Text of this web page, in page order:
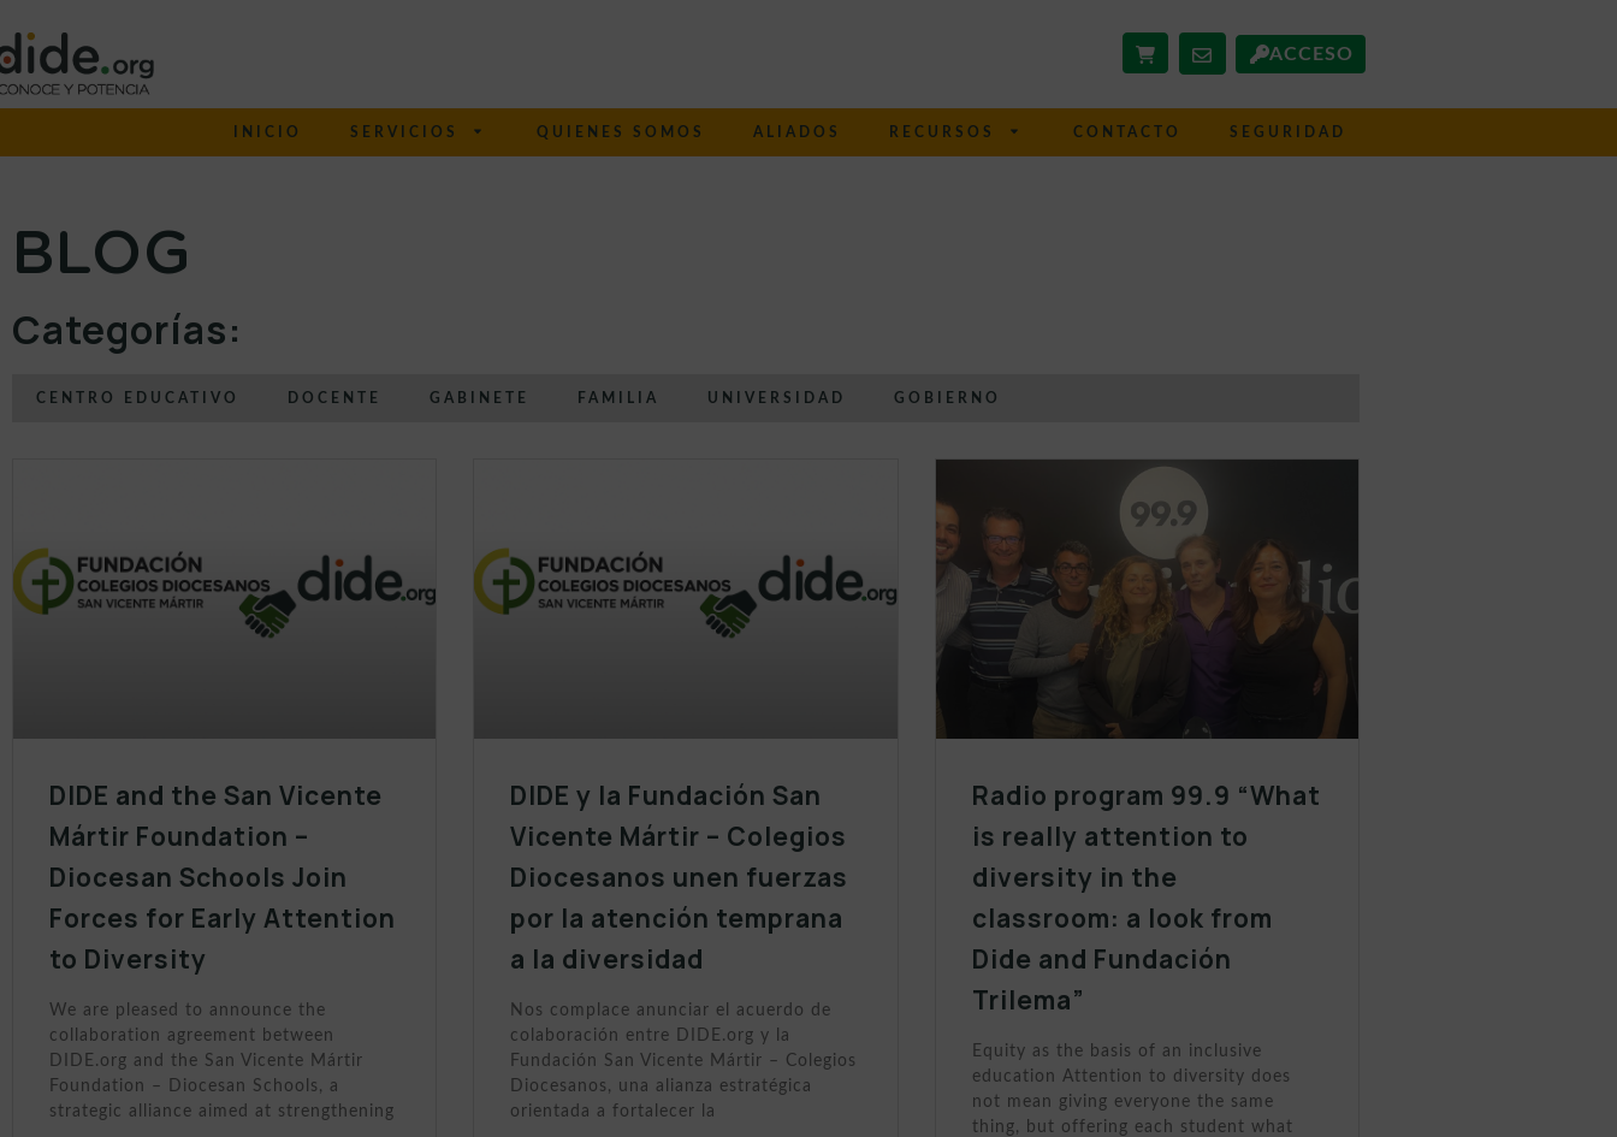
ACCESO
INICIO SERVICIOS QUIENES SOMOS ALIADOS RECURSOS CONTACTO SEGURIDAD
BLOG
Categorías:
CENTRO EDUCATIVO DOCENTE GABINETE FAMILIA UNIVERSIDAD GOBIERNO
DIDE and the San Vicente
Mártir Foundation –
Diocesan Schools Join
Forces for Early Attention
to Diversity
We are pleased to announce the
collaboration agreement between
DIDE.org and the San Vicente Mártir
Foundation – Diocesan Schools, a
strategic alliance aimed at strengthening
DIDE y la Fundación San
Vicente Mártir – Colegios
Diocesanos unen fuerzas
por la atención temprana
a la diversidad
Nos complace anunciar el acuerdo de
colaboración entre DIDE.org y la
Fundación San Vicente Mártir – Colegios
Diocesanos, una alianza estratégica
orientada a fortalecer la
Radio program 99.9 “What
is really attention to
diversity in the
classroom: a look from
Dide and Fundación
Trilema”
Equity as the basis of an inclusive
education Attention to diversity does
not mean giving everyone the same
thing, but offering each student what